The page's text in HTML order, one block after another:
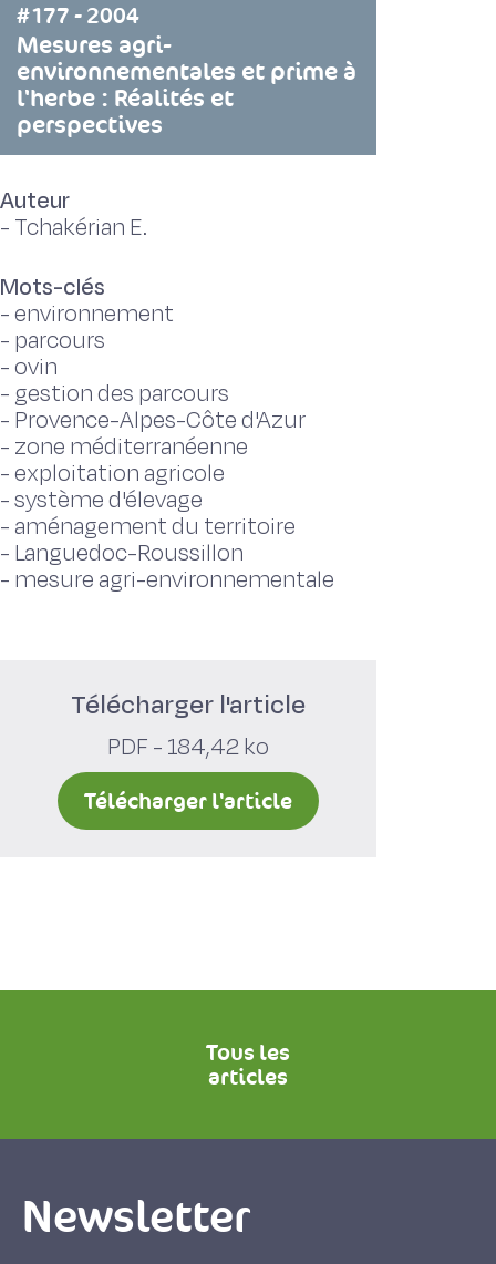
#177 - 2004
Mesures agri-
environnementales et prime à
l'herbe : Réalités et
perspectives
Auteur
- Tchakérian E.
Mots-clés
-environnement
- parcours
-ovin
- gestion des parcours
- Provence-Alpes-Côte d'Azur
- zone méditerranéenne
-exploitation agricole
-système d'élevage
- aménagement du territoire
- Languedoc-Roussillon
- mesure agri-environnementale
Télécharger l'article
PDF - 184,42 ko
Télécharger l'article
Tous les
articles
Newsletter